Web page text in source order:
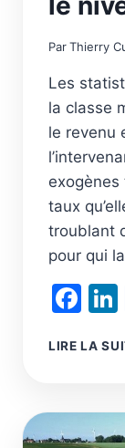
ParThierry
Les
la classe
le revenu
exogènes
taux
troublant
pour qui
LIRE LA